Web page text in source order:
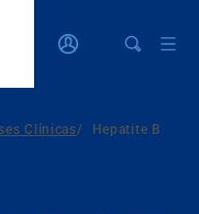
Clínicas/ Hepatite B